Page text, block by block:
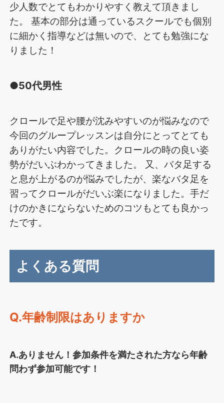
少人数でとてもわかりやすく教えて頂きまし
た。 基本の部分は通っているスクールでも個別
に細かく指導などは無いので、とても勉強にな
りました！
●50代男性
クロールで足や腰が沈みやすいのが悩みなので
今回のグループレッスンは自分にとってとても
ありがたい内容でした。クロールの時の良い姿
勢がだいぶわかってきました。 又、バタ足する
と息が上がるのが悩みでしたが、楽なバタ足を
習ってクロールがだいぶ楽になりました。手だ
けのかきにならないためのコツもとても良かっ
たです。
よくある質問
Q.年齢制限はありますか
A.ありません！参加条件を満たされた方なら年齢
問わず参加可能です！